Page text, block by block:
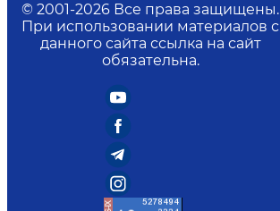
© 2001-2026 Все права защищены.
При использовании материалов с
данного сайта ссылка на сайт
обязательна.